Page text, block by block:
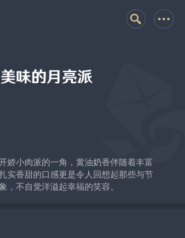
美味的月亮派
娇小肉派的一角，黄油奶香伴随着丰富
实香甜的口感更是令人回想起那些与节
，不自觉洋溢起幸福的笑容。